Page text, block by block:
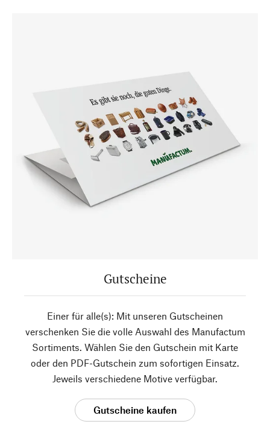
Gutscheine
Einer für alle(s): Mit unseren Gutscheinen
verschenken Sie die volle Auswahl des Manufactum
Sortiments. Wählen Sie den Gutschein mit Karte
oder den PDF-Gutschein zum sofortigen Einsatz.
Jeweils verschiedene Motive verfügbar.
Gutscheine kaufen